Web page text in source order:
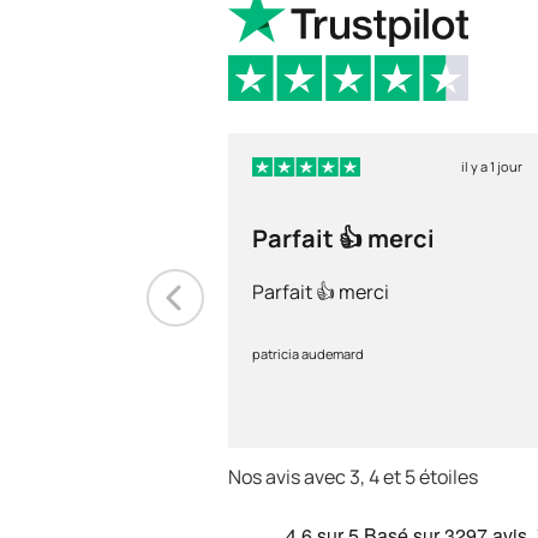
il y a 1 jour
Parfait 👍 merci
Parfait 👍 merci
patricia audemard
Nos avis avec 3, 4 et 5 étoiles